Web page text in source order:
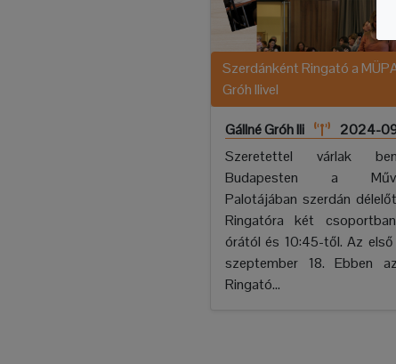
Szerdánként Ringató a
Gróh Ilivel
Gállné Gróh Ili
2024-
Szeretettel várlak
Budapesten a
Palotájában szerdán
Ringatóra két
órától és 10:45-től. Az első
szeptember 18. Ebben
Ringató...